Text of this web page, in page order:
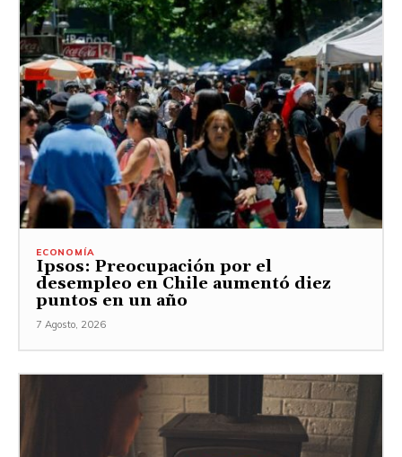
ECONOMÍA
Ipsos: Preocupación por el
desempleo en Chile aumentó diez
puntos en un año
7 Agosto, 2026